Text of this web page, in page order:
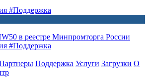
#Поддержка
в реестре Минпромторга России
#Поддержка
Поддержка Услуги Загрузки О